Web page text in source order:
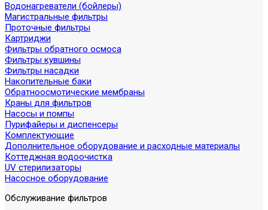
Водонагреватели (бойлеры)
Магистральные фильтры
Проточные фильтры
Картриджи
Фильтры обратного осмоса
Фильтры кувшины
Фильтры насадки
Накопительные баки
Обратноосмотические мембраны
Краны для фильтров
Насосы и помпы
Пурифайеры и диспенсеры
Комплектующие
Дополнительное оборудование и расходные материалы
Коттеджная водоочистка
UV стерилизаторы
Насосное оборудование
Обслуживание фильтров